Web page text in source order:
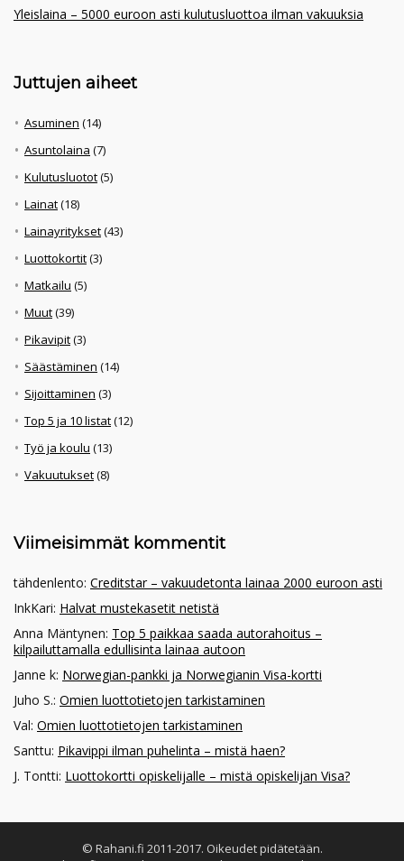
Yleislaina – 5000 euroon asti kulutusluottoa ilman vakuuksia
Juttujen aiheet
Asuminen (14)
Asuntolaina (7)
Kulutusluotot(5)
Lainat(18)
Lainayritykset(43)
Luottokortit(3)
Matkailu (5)
Muut(39)
Pikavipit(3)
Säästäminen (14)
Sijoittaminen (3)
Top 5 ja 10 listat(12)
Työ ja koulu (13)
Vakuutukset(8)
Viimeisimmät kommentit
tähdenlento: Creditstar – vakuudetonta lainaa 2000 euroon asti
InkKari: Halvat mustekasetit netistä
Anna Mäntynen: Top 5 paikkaa saada autorahoitus –
kilpailuttamalla edullisinta lainaa autoon
Janne k: Norwegian-pankki ja Norwegianin Visa-kortti
Juho S.: Omien luottotietojen tarkistaminen
Val: Omien luottotietojen tarkistaminen
Santtu: Pikavippi ilman puhelinta – mistä haen?
J. Tontti: Luottokortti opiskelijalle – mistä opiskelijan Visa?
© Rahani.fi 2011-2017. Oikeudet pidätetään.